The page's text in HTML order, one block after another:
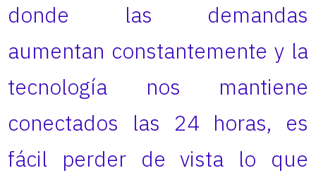
donde las demandas
aumentan constantemente y la
tecnología nos mantiene
conectados las 24 horas, es
fácil perder de vista lo que